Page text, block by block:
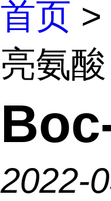
首页 >
亮氨酸
2022-